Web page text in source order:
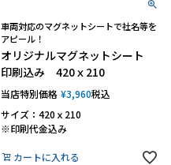
車両対応のマグネットシートで社名等を
アピール！
オリジナルマグネットシート
印刷込み 420ｘ210
当店特別価格 ¥3,960税込
サイズ：420ｘ210
※印刷代金込み
カートに入れる